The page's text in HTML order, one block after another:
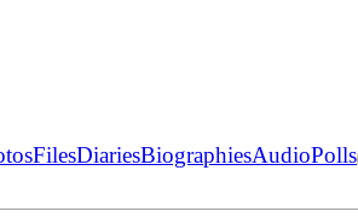
FilesDiariesBiographiesAudioPolls